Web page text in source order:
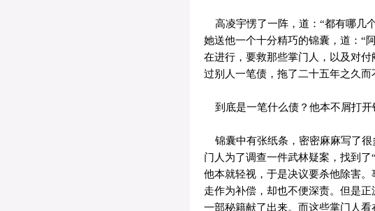
高凌宇愣了一阵，道：“都有哪几
她送他一个十分精巧的锦囊，道：“
在进行，要救那些掌门人，以及对
过别人一笔债，拖了二十五年之久而
到底是一笔什么债？他本不屑打开
锦囊中有张纸条，密密麻麻写了很
门人为了调查一件武林疑案，找到
他本就轻视，于是决议要杀他除害
走作为补偿，却也不便深责。但是
一部秘籍献了出来。而这些掌门人看